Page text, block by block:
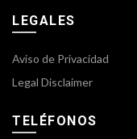
LEGALES
Aviso de Privacidad
Legal Disclaimer
TELÉFONOS